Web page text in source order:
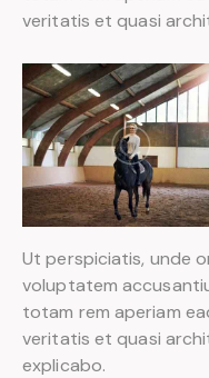
veritatis et quasi
Ut perspiciatis, unde
voluptatem
totam rem aperiam
veritatis et quasi
explicabo.